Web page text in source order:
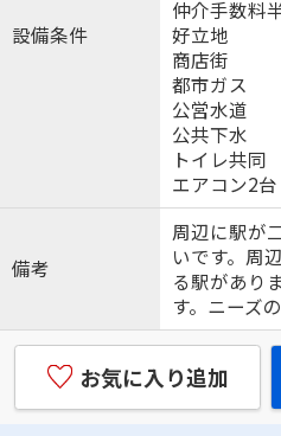
設備条件
仲介手数料
好立地
商店街
都市ガス
公営水道
公共下水
トイレ共同
エアコン2台
備考
周辺に駅が
いです。周
る駅があり
す。ニーズ
お気に入り追加